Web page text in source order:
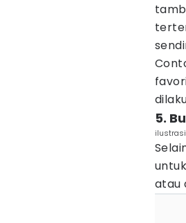
5.
ilustrasi
atau